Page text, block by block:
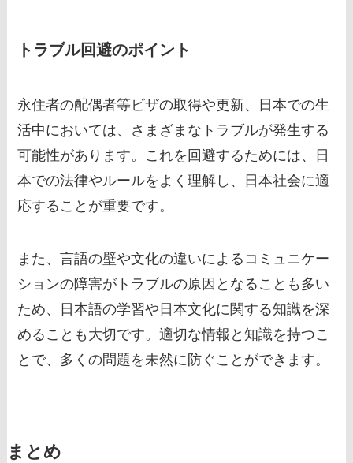
トラブル回避のポイント
永住者の配偶者等ビザの取得や更新、日本での生
活中においては、さまざまなトラブルが発生する
可能性があります。これを回避するためには、日
本での法律やルールをよく理解し、日本社会に適
応することが重要です。
また、言語の壁や文化の違いによるコミュニケー
ションの障害がトラブルの原因となることも多い
ため、日本語の学習や日本文化に関する知識を深
めることも大切です。適切な情報と知識を持つこ
とで、多くの問題を未然に防ぐことができます。
まとめ